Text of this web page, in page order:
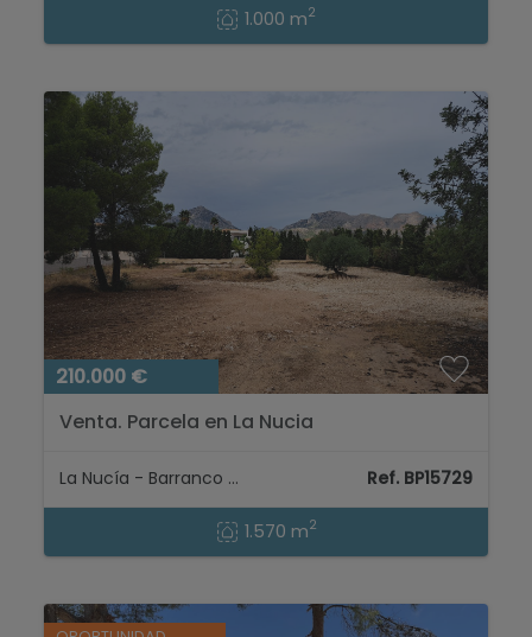
1.000 m2
210.000 €
Venta. Parcela en La Nucia
La Nucía - Barranco Hondo Ref. BP15729
1.570 m2